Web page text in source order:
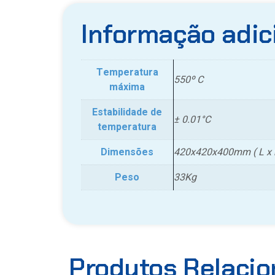
Informação
Temperatura
máxima
550º C
Estabilidade de
temperatura
± 0.01°C
Dimensões
420x420x400mm ( L x
Peso
33Kg
Produtos